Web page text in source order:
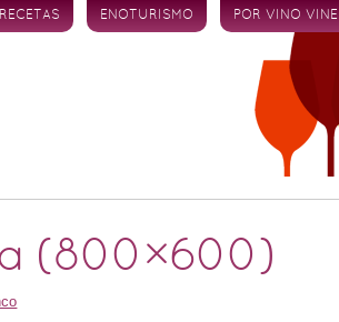
RECETAS ENOTURISMO POR VINO VINE
(800×600)